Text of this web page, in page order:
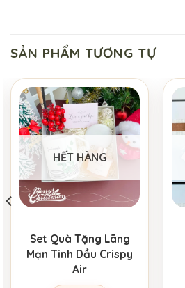
SẢN PHẨM TƯƠNG TỰ
HẾT HÀNG
Set Quà Tặng Lãng
Mạn Tinh Dầu Crispy
Air